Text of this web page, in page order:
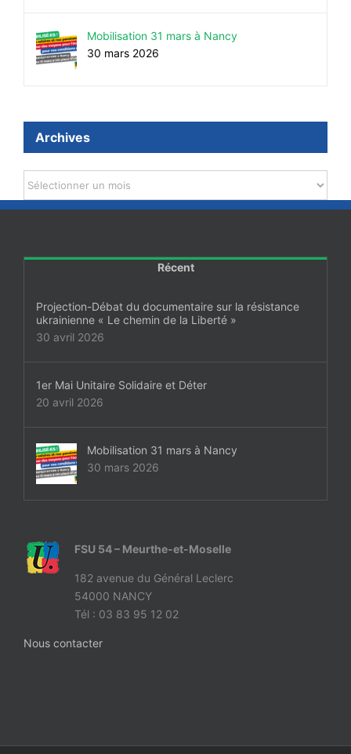
Mobilisation 31 mars à Nancy
30 mars 2026
Archives
Archives
Récent
Projection-Débat du documentaire sur la résistance
ukrainienne « Le chemin de la Liberté »
30 avril 2026
1er Mai Unitaire Solidaire et Déter
20 avril 2026
Mobilisation 31 mars à Nancy
30 mars 2026
FSU 54 – Meurthe-et-Moselle
182 avenue du Général Leclerc
54000 NANCY
Tél : 03 83 95 12 02
Nous contacter